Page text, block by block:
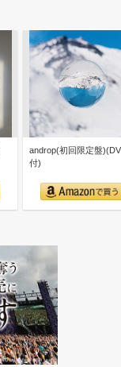
androp(初回限定盤
付)